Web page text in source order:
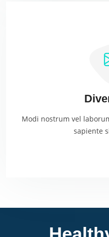
Modi nostrum vel
sapiente